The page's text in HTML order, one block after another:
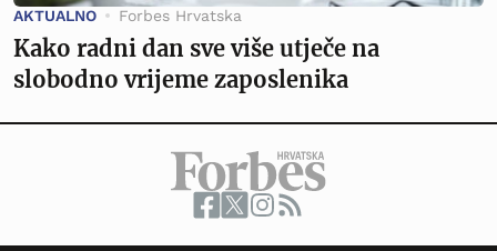
AKTUALNO Forbes Hrvatska
Kako radni dan sve više utječe na
slobodno vrijeme zaposlenika